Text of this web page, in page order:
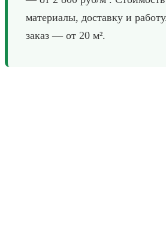
материалы, доставку и
заказ — от 20 м².